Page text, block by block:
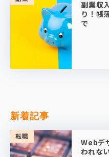
副業収
り！帳
で
新着記事
転職
Webデ
われな